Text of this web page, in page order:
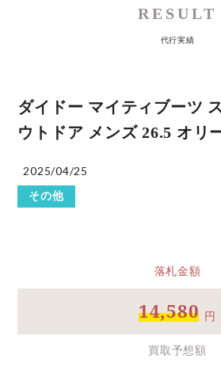
RESULT
代行実績
ダイドー マイティブーツ
ウトドア メンズ 26.5 オリ
2025/04/25
その他
落札金額
14,580 円
買取予想額